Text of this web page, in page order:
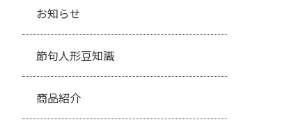
お知らせ
節句人形豆知識
商品紹介